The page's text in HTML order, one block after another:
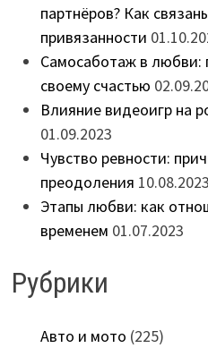
партнёров? Как
привязанности
Самосаботаж в
своему счастью
Влияние видеоигр на
01.09.2023
Чувство ревности:
преодоления 10.08.2023
Этапы любви: как
временем 01.07.2023
Рубрики
Авто и мото (225)